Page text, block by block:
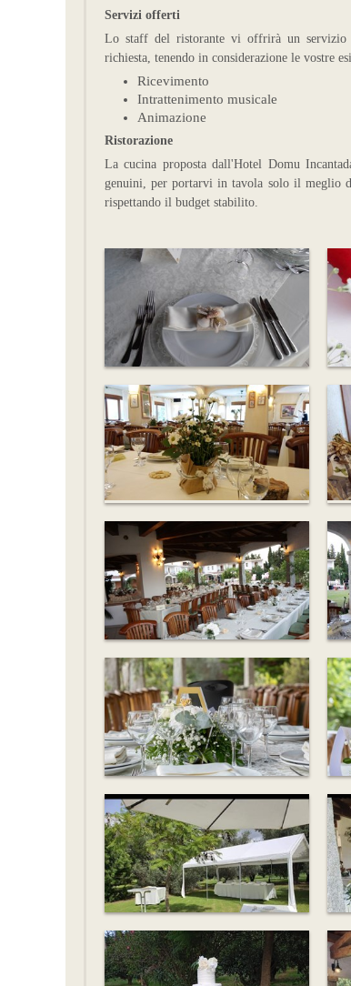
Servizi offerti
Lo staff del ristorante vi offrirà un servizio
richiesta, tenendo in considerazione le vostre
Ricevimento
Intrattenimento musicale
Animazione
Ristorazione
La cucina proposta dall'Hotel Domu
genuini, per portarvi in tavola solo il meglio
rispettando il budget stabilito.